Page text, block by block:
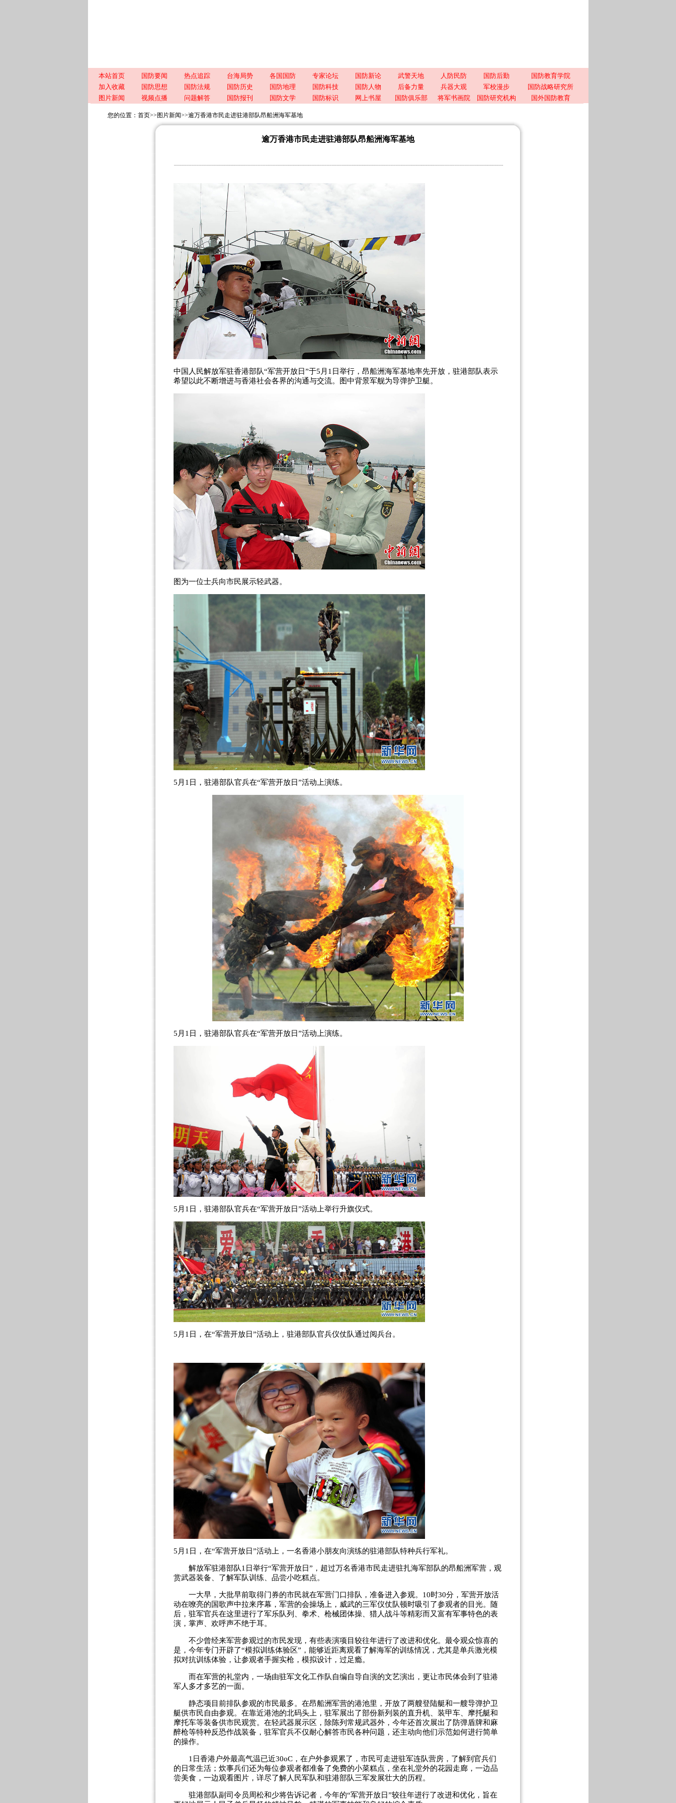
本站首页 国防要闻 热点追踪 台海局势 各国国防 专家论坛 国防新论 武警天地 人防民防 国防后勤
国防教育学院
加入收藏
国防思想 国防法规 国防历史 国防地理 国防科技 国防人物 后备力量 兵器大观 军校漫步
国防战略研究所
图片新闻
视频点播 问题解答 国防报刊 国防文学 国防标识 网上书屋 国防俱乐部 将军书画院 国防研究机构 国外国防教育
您的位置： 首页>> 图片新闻>>逾万香港市民走进驻港部队昂船洲海军基地
逾万香港市民走进驻港部队昂船洲海军基地
中国人民解放军驻香港部队“军营开放日”于5月1日举行，昂船洲海军基地率先开放，驻港部队表示
希望以此不断增进与香港社会各界的沟通与交流。图中背景军舰为导弹护卫艇。
图为一位士兵向市民展示轻武器。
5月1日，驻港部队官兵在“军营开放日”活动上演练。
5月1日，驻港部队官兵在“军营开放日”活动上演练。
5月1日，驻港部队官兵在“军营开放日”活动上举行升旗仪式。
5月1日，在“军营开放日”活动上，驻港部队官兵仪仗队通过阅兵台。
5月1日，在“军营开放日”活动上，一名香港小朋友向演练的驻港部队特种兵行军礼。
解放军驻港部队1日举行“军营开放日”，超过万名香港市民走进驻扎海军部队的昂船洲军营，观
赏武器装备、了解军队训练、品尝小吃糕点。
一大早，大批早前取得门券的市民就在军营门口排队，准备进入参观。10时30分，军营开放活
动在嘹亮的国歌声中拉来序幕，军营的会操场上，威武的三军仪仗队顿时吸引了参观者的目光。随
后，驻军官兵在这里进行了军乐队列、拳术、枪械团体操、猎人战斗等精彩而又富有军事特色的表
演，掌声、欢呼声不绝于耳。
不少曾经来军营参观过的市民发现，有些表演项目较往年进行了改进和优化。最令观众惊喜的
是，今年专门开辟了“模拟训练体验区”，能够近距离观看了解海军的训练情况，尤其是单兵激光模
拟对抗训练体验，让参观者手握实枪，模拟设计，过足瘾。
而在军营的礼堂内，一场由驻军文化工作队自编自导自演的文艺演出，更让市民体会到了驻港
军人多才多艺的一面。
静态项目前排队参观的市民最多。在昂船洲军营的港池里，开放了两艘登陆艇和一艘导弹护卫
艇供市民自由参观。在靠近港池的北码头上，驻军展出了部份新列装的直升机、装甲车、摩托艇和
摩托车等装备供市民观赏。在轻武器展示区，除陈列常规武器外，今年还首次展出了防弹盾牌和麻
醉枪等特种反恐作战装备，驻军官兵不仅耐心解答市民各种问题，还主动向他们示范如何进行简单
的操作。
1日香港户外最高气温已近30oC，在户外参观累了，市民可走进驻军连队营房，了解到官兵们
的日常生活；炊事兵们还为每位参观者都准备了免费的小菜糕点，坐在礼堂外的花园走廊，一边品
尝美食，一边观看图片，详尽了解人民军队和驻港部队三军发展壮大的历程。
驻港部队副司令员周松和少将告诉记者，今年的“军营开放日”较往年进行了改进和优化，旨在